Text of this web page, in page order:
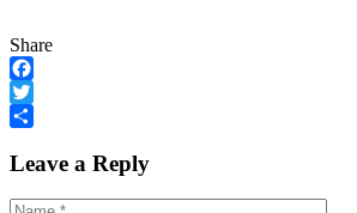
Share
Facebook
Twitter
Leave a Reply